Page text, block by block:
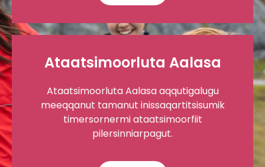
Ataatsimoorluta Aalasa
Ataatsimoorluta Aalasa aqqutigalugu
meeqqanut tamanut inissaqartitsisumik
timersornermi ataatsimoorfiit
pilersinniarpagut.